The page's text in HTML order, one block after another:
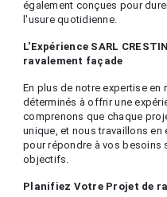
également conçues pour
l'usure quotidienne.
L'Expérience SARL
ravalement façade
En plus de notre expertise en
déterminés à offrir une
comprenons que chaque
unique, et nous travaillons
pour répondre à vos besoins
objectifs.
Planifiez Votre Projet de